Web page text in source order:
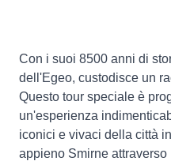
Con i suoi 8500 anni di
dell'Egeo, custodisce un
Questo tour speciale è
un'esperienza
iconici e vivaci della città
appieno Smirne